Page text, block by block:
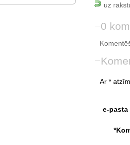
uz
0
Ar *
e-pasta